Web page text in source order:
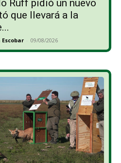
Ruff pidió un nuevo
que llevará a la
- 09/08/2026